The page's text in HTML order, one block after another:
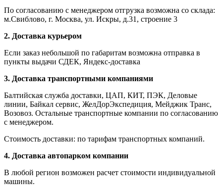
По согласованию с менеджером отгрузка возможна со склада:
м.Свиблово, г. Москва, ул. Искры, д.31, строение 3
2. Доставка курьером
Если заказ небольшой по габаритам возможна отправка в
пункты выдачи СДЕК, Яндекс-доставка
3. Доставка транспортными компаниями
Балтийская служба доставки, ЦАП, КИТ, ПЭК, Деловые
линии, Байкал сервис, ЖелДорЭкспедиция, Мейджик Транс,
Возовоз. Остальные транспортные компании по согласованию
с менеджером.
Стоимость доставки: по тарифам транспортных компаний.
4. Доставка автопарком компании
В любой регион возможен расчет стоимости индивидуальной
машины.